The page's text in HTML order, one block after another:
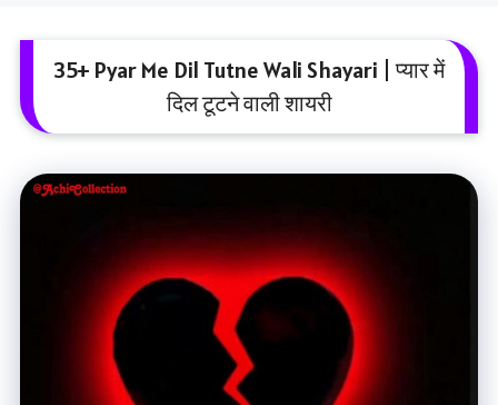
35+ Pyar Me Dil Tutne Wali Shayari | प्यार में
दिल टूटने वाली शायरी